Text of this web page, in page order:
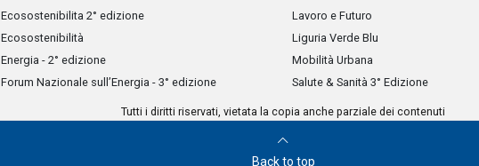
Ecosostenibilita 2° edizione
Ecosostenibilità
Energia - 2° edizione
Forum Nazionale sull’Energia - 3° edizione
Lavoro e Futuro
Liguria Verde Blu
Mobilità Urbana
Salute & Sanità 3° Edizione
Tutti i diritti riservati, vietata la copia anche parziale dei contenuti
Back to top